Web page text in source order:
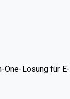
One-Lösung für